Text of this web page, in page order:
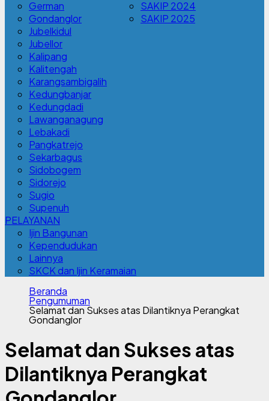
German
Gondanglor
Jubelkidul
Jubellor
Kalipang
Kalitengah
Karangsambigalih
Kedungbanjar
Kedungdadi
Lawanganagung
Lebakadi
Pangkatrejo
Sekarbagus
Sidobogem
Sidorejo
Sugio
Supenuh
SAKIP 2024
SAKIP 2025
PELAYANAN
Ijin Bangunan
Kependudukan
Lainnya
SKCK dan Ijin Keramaian
Beranda
Pengumuman
Selamat dan Sukses atas Dilantiknya Perangkat
Gondanglor
Selamat dan Sukses atas
Dilantiknya Perangkat